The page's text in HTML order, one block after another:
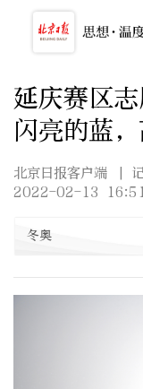
延庆赛区
闪亮的蓝
北京日报客户端
|
2022-02-13 16:51
冬奥